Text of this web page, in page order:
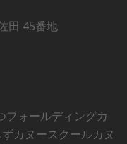
田 45番地
フォールディングカ
カヌースクールカヌ